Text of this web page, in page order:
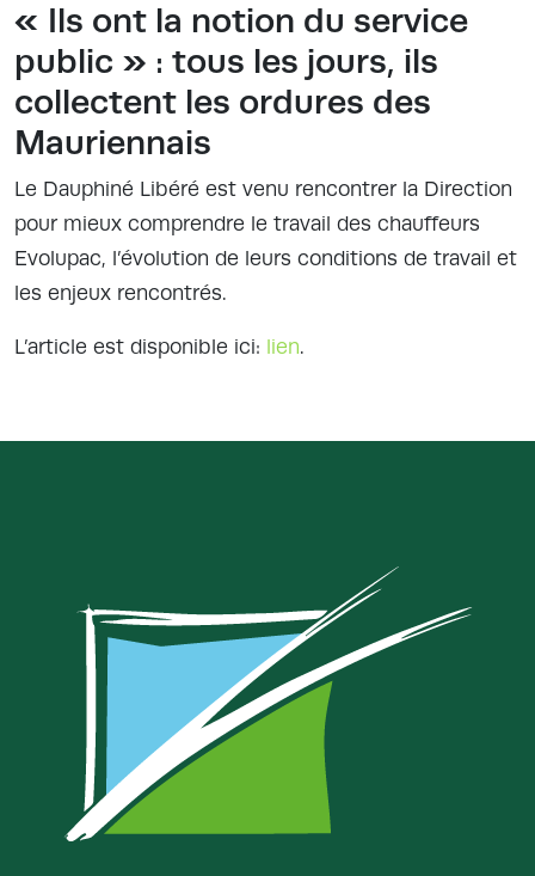
« Ils ont la notion du service
public » : tous les jours, ils
collectent les ordures des
Mauriennais
Le Dauphiné Libéré est venu rencontrer la Direction
pour mieux comprendre le travail des chauffeurs
Evolupac, l’évolution de leurs conditions de travail et
les enjeux rencontrés.
L’article est disponible ici: lien.